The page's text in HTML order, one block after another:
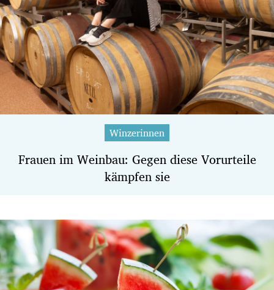
Winzerinnen
Frauen im Weinbau: Gegen diese Vorurteile
kämpfen sie